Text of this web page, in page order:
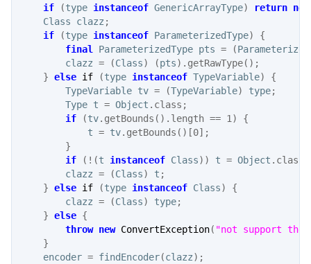
if
(type instanceof GenericArrayType) return new
Class
clazz ;
if
(type instanceof ParameterizedType)
{
final
ParameterizedType pts = (
clazz = (Class) (pts). getRawType();
} else if (type instanceof TypeVariable)
{
TypeVariable tv = (TypeVariable) type;
Type t = Object . class ;
if
(tv. getBounds (). length == 1 )
{
t = tv. getBounds ()[0];
}
if
(!(t instanceof Class)) t = Object . class
clazz = (Class) t ;
} else if (type instanceof Class)
{
clazz = (Class) type;
} else {
throw new ConvertException( "not support the
}
encoder = findEncoder(clazz);